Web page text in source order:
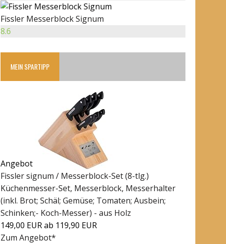
Fissler Messerblock Signum
8.6
MEIN SPARTIPP
Angebot
Fissler signum / Messerblock-Set (8-tlg.)
Küchenmesser-Set, Messerblock, Messerhalter
(inkl. Brot; Schäl; Gemüse; Tomaten; Ausbein;
Schinken;- Koch-Messer) - aus Holz
149,00 EURab 119,90 EUR
Zum Angebot*